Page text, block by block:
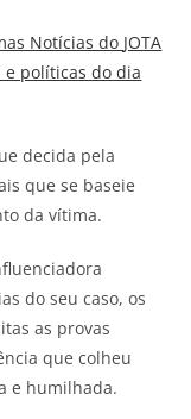
Notícias do JOTA
políticas do dia
decida pela
que se baseie
da vítima.
do seu caso, os
as provas
que colheu
e humilhada.